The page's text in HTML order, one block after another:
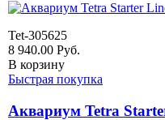
Tet-305625
8 940.00 Руб.
В корзину
Быстрая покупка
Аквариум Tetra